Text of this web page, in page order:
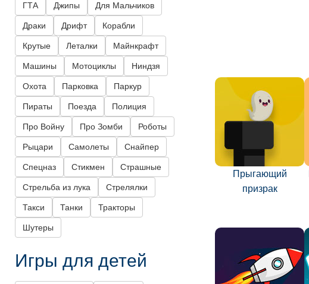
Прыгающий
призрак
ГТА Джипы Для Мальчиков
Драки Дрифт Корабли
Крутые Леталки Майнкрафт
Машины Мотоциклы Ниндзя
Охота Парковка Паркур
Пираты Поезда Полиция
Про Войну Про Зомби Роботы
Рыцари Самолеты Снайпер
Спецназ Стикмен Страшные
Стрельба из лука Стрелялки
Такси Танки Тракторы
Шутеры
Игры для детей